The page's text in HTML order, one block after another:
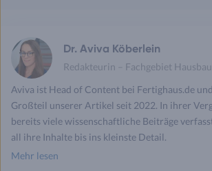
Dr. Aviva Köberlein
Redakteurin – Fachgebiet
Aviva ist Head of Content bei Fertighaus.de
Großteil unserer Artikel seit 2022. In ihrer
bereits viele wissenschaftliche Beiträge
all ihre Inhalte bis ins kleinste Detail.
Mehr lesen